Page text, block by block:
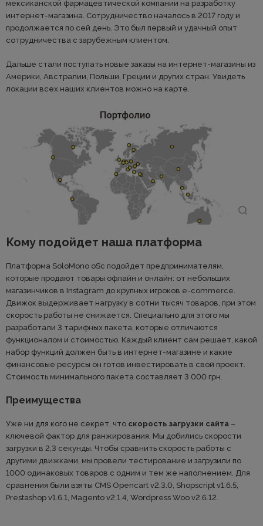
мексиканской фармацевтической компании на разработку
интернет-магазина. Сотрудничество началось в 2017 году и
продолжается по сей день. Это был первый и удачный опыт
сотрудничества с зарубежным клиентом.
Дальше стали поступать новые заказы на интернет-магазины из
Америки, Австралии, Польши, Греции и других стран. Увидеть
локации всех наших клиентов можно на карте.
Кому подойдет наша платформа
Платформа SoloMono oSc подойдет предпринимателям,
которые продают товары офлайн и онлайн: от небольших
магазинчиков в Instagram до крупных игроков e-commerce.
Движок выдерживает нагрузку в сотни тысяч товаров, при этом
скорость работы не снижается. Специально для этого мы
разработали 3 тарифных пакета, которые отличаются
функционалом и стоимостью. Каждый клиент сам решает, какой
набор функций должен быть в интернет-магазине и какие
финансовые ресурсы он готов инвестировать в свой проект.
Стоимость минимального пакета составляет 3 000 грн.
Преимущества
Уже ни для кого не секрет, что скорость загрузки сайта –
ключевой фактор для ранжирования. Мы добились скорости
загрузки в 2,3 секунды. Чтобы сравнить скорость работы с
другими движками, мы провели тестирование и загрузили по
1000 одинаковых товаров с одним и тем же наполнением. Для
сравнения были взяты CMS Opencart v2.3.0, Shopscript v1.6.5,
Prestashop v1.6.1, Magento v2.1.4, Wordpress Woo v2.6.12.